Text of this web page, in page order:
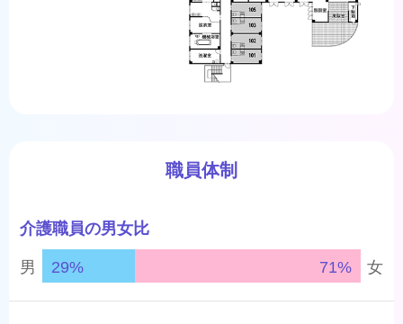
職員体制
介護職員の男女比
男 29% 71% 女